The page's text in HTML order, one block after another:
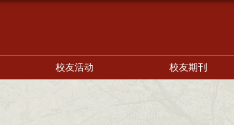
校友活动 校友期刊